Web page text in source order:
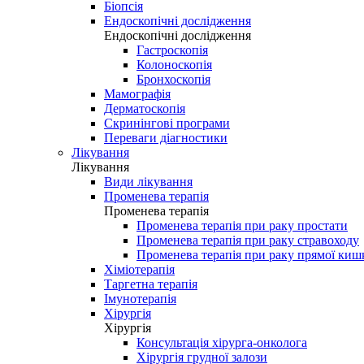
Біопсія
Ендоскопічні дослідження
Ендоскопічні дослідження
Гастроскопія
Колоноскопія
Бронхоскопія
Мамографія
Дерматоскопія
Скринінгові програми
Переваги діагностики
Лікування
Лікування
Види лікування
Променева терапія
Променева терапія
Променева терапія при раку простати
Променева терапія при раку стравоходу
Променева терапія при раку прямої
Хіміотерапія
Таргетна терапія
Імунотерапія
Хірургія
Хірургія
Консультація хірурга-онколога
Хірургія грудної залози